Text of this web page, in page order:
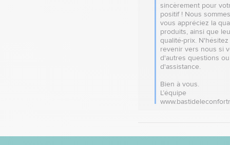
sincèrement pour
positif ! Nous
vous appréciez la
produits, ainsi que
qualité-prix. N'hésitez
revenir vers nous si
d'autres questions
d'assistance.
Bien à vous.
L’équipe